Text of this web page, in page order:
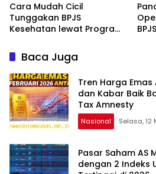
Cara Mudah Cicil
Tunggakan BPJS
Kesehatan lewat Program
Denda 2026
Baca Juga
Tren Harga
dan Kabar Baik
Tax Amnesty
Nasional
Pasar Saham AS
dengan 2 Indeks